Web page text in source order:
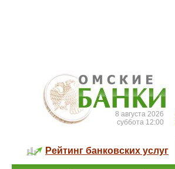
8 августа 2026
суббота 12:00
Рейтинг банковских услуг